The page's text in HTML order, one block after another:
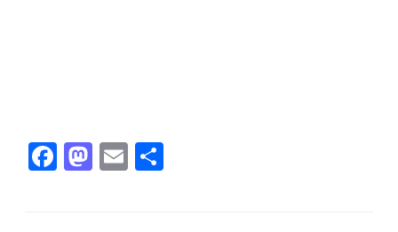
F
a
M
a
E
m